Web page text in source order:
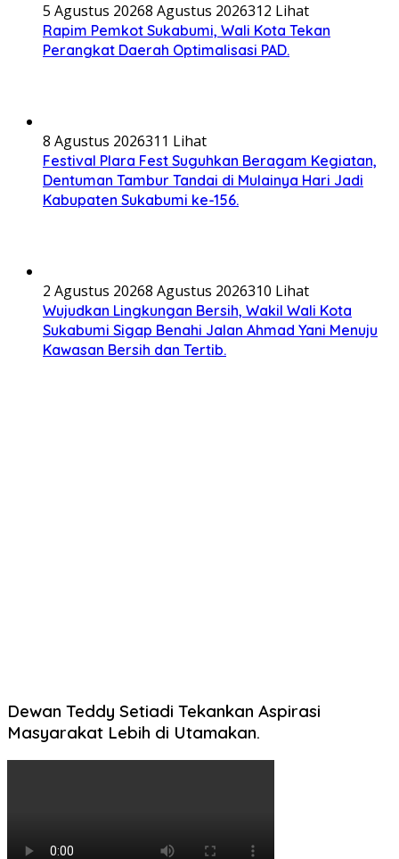
5 Agustus 20268 Agustus 2026312 Lihat
Rapim Pemkot Sukabumi, Wali Kota Tekan
Perangkat Daerah Optimalisasi PAD.
8 Agustus 2026311 Lihat
Festival Plara Fest Suguhkan Beragam Kegiatan,
Dentuman Tambur Tandai di Mulainya Hari Jadi
Kabupaten Sukabumi ke-156.
2 Agustus 20268 Agustus 2026310 Lihat
Wujudkan Lingkungan Bersih, Wakil Wali Kota
Sukabumi Sigap Benahi Jalan Ahmad Yani Menuju
Kawasan Bersih dan Tertib.
Dewan Teddy Setiadi Tekankan Aspirasi
Masyarakat Lebih di Utamakan.